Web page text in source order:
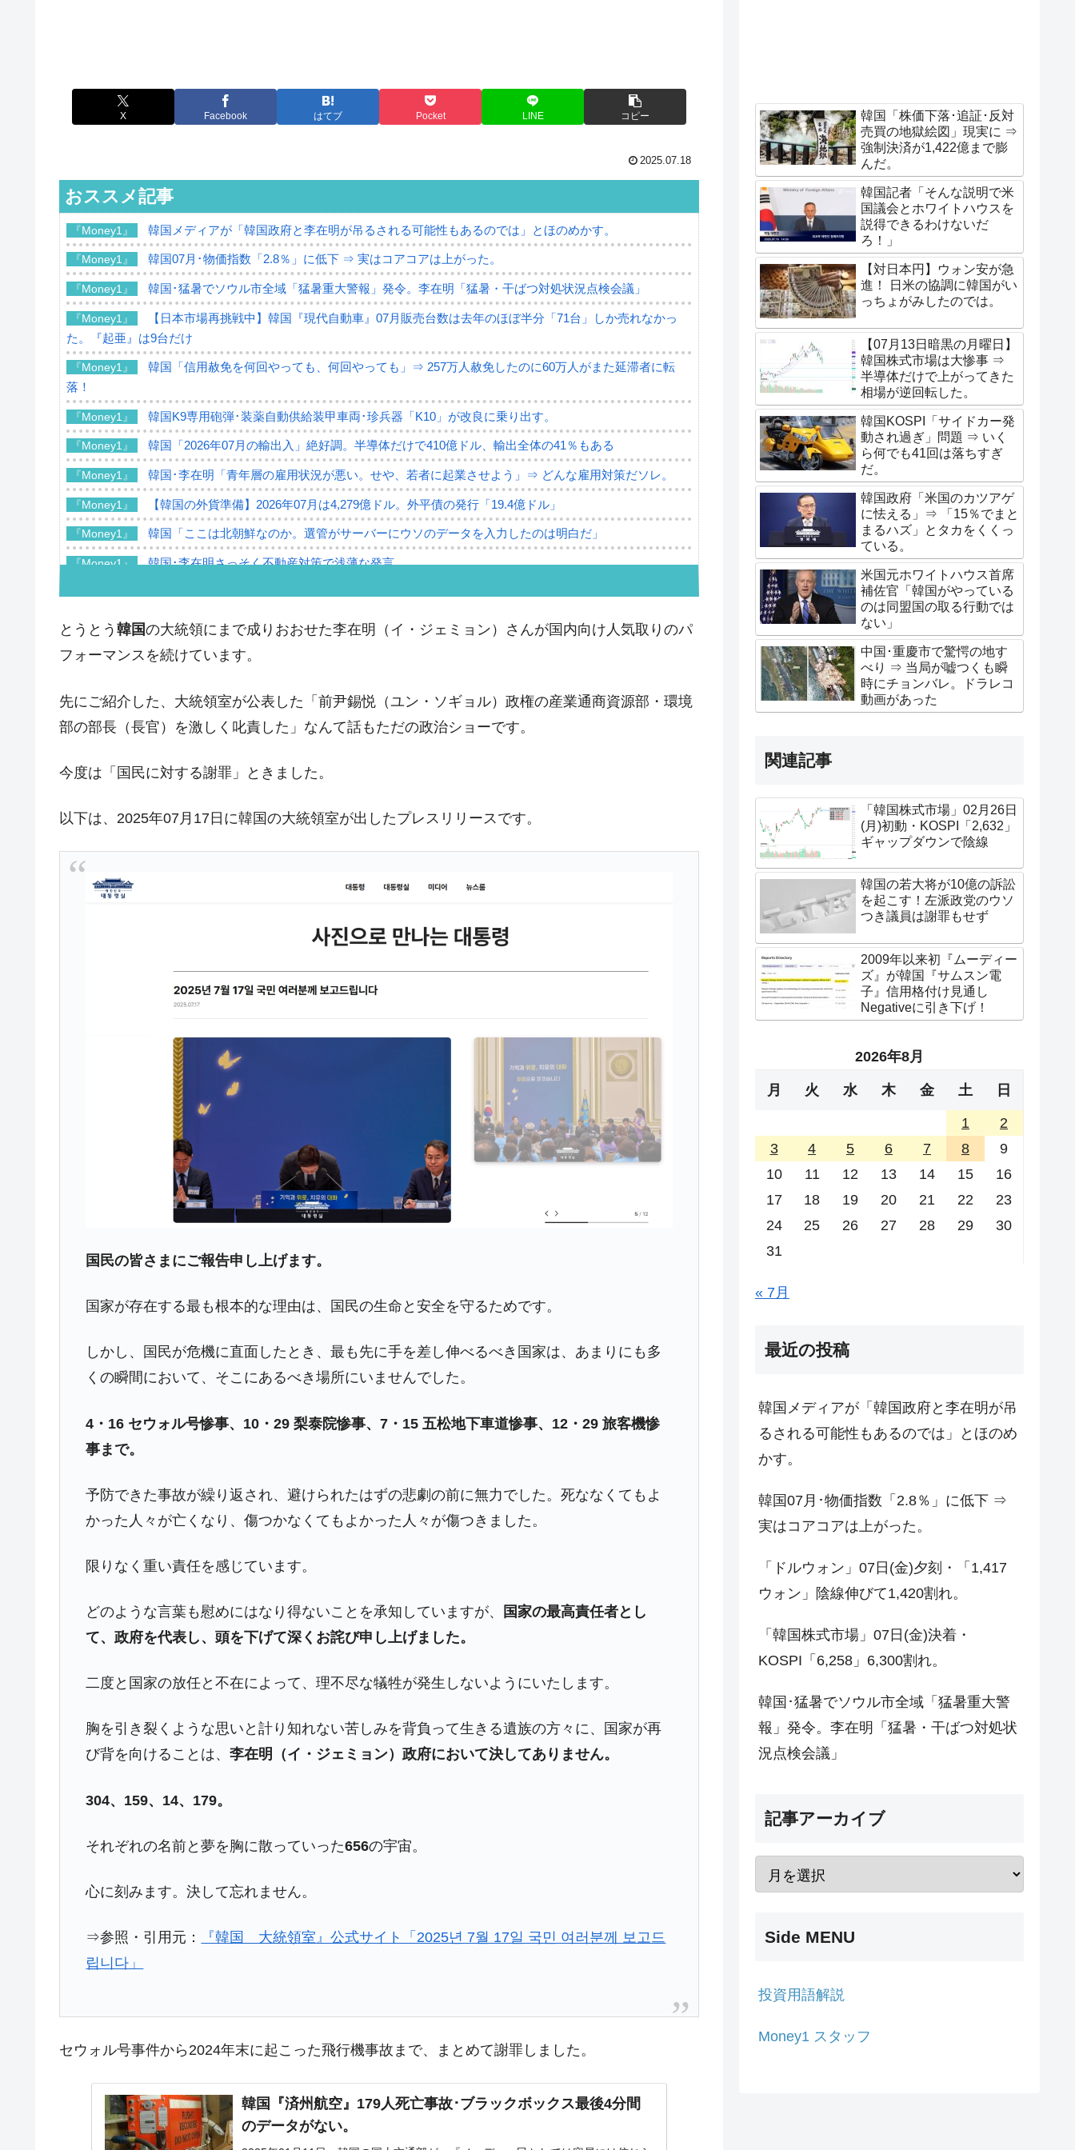
X Facebook はてブ Pocket LINE コピー
2025.07.18
おススメ記事
『Money1』 韓国メディアが「韓国政府と李在明が吊るされる可能性もあるのでは」とほのめかす。
『Money1』 韓国07月･物価指数「2.8％」に低下 ⇒ 実はコアコアは上がった。
『Money1』 韓国･猛暑でソウル市全域「猛暑重大警報」発令。李在明「猛暑・干ばつ対処状況点検会議」
『Money1』
【日本市場再挑戦中】韓国『現代自動車』07月販売台数は去年のほぼ半分「71台」しか売れなかっ
た。『起亜』は9台だけ
『Money1』
韓国「信用赦免を何回やっても、何回やっても」⇒ 257万人赦免したのに60万人がまた延滞者に転
落！
『Money1』 韓国K9専用砲弾･装薬自動供給装甲車両･珍兵器「K10」が改良に乗り出す。
『Money1』 韓国「2026年07月の輸出入」絶好調。半導体だけで410億ドル、輸出全体の41％もある
『Money1』 韓国･李在明「青年層の雇用状況が悪い。せや、若者に起業させよう」⇒ どんな雇用対策だソレ。
『Money1』 【韓国の外貨準備】2026年07月は4,279億ドル。外平債の発行「19.4億ドル」
『Money1』 韓国「ここは北朝鮮なのか。選管がサーバーにウソのデータを入力したのは明白だ」
『Money1』 韓国･李在明さっそく不動産対策で浅薄な発言。
『Money1』 『韓国銀行』が「金の保有量を増やします」⇒「金を経由するドル入手」手段ではないのか？
『Money1』 韓国･外為取引量「1日当たり1,214.4億ドル」まで拡大 ⇒ 海外資金の動きに強く左右される状態
『Money1』
韓国大統領府ボンクラ政策室長が告発された ⇒ 国家が行った恐るべき株価操作であり、空前の国政
壟断
『Money1』 韓国製造業「半導体絶好調」のウラで他業種は全般的「不調」⇒ PSIが示す現況は決して良くない。
『Money1』
【対日本円】ウォン安が急進！ 日米の協調に韓国がいっちょがみしたのでは。
韓国政府「2035年までに18.4GW規模のAIデータセンター整備」⇒ だから無理だってば。
JPモルガン「韓国レバレッジETFの清算はほぼ終わった」
韓国『国民年金公団』株価暴落で200兆蒸発。
韓国政府「ニセＫ-ブランドを通報しようキャンペーン」⇒ あの名物教授も登場！
韓国「橋が落ちました」⇒ 耐久性「なさすぎ」では。
韓国鉄鋼最大手『POSCO』ズブズブ沈む。営業利益80.2％も減少
する差別。許してはおかぬ
『Money1』 韓国半導体『SKハイニックス』2026年2Qの業績「史上最高益」当期純利益は前年同期比13.4倍に。
『Money1』 韓国･加徳島新国際空港「またも暗礁」の危機 ⇒ 10.7兆では損が出るからできない。
『Money1』
【速報】韓国株式市場の暴落・本日07月29日(水)もサイドカー・サーキットブレイカーの二段コンボ
Fact1 日本の誇る海洋資源調査船『白嶺』は先進技術の塊！
Fact1 夏の甲子園、優勝校を最も多く輩出している都道府県とは？
奇跡の毛色「白毛馬」とは？
Fact1 平成仮面ライダーの意外すぎるモチーフとは？
Fact1 日本人マスターズ挑戦の歴史。松山以前に最高位だった選手とは？
Fact1 セレクトセールの高額取引馬が稼いだ金額とは？
とうとう 韓国の大統領にまで成りおおせた李在明（イ・ジェミョン）さんが国内向け人気取りのパ
フォーマンスを続けています。
先にご紹介した、大統領室が公表した「前尹錫悦（ユン・ソギョル）政権の産業通商資源部・環境
部の部長（長官）を激しく叱責した」なんて話もただの政治ショーです。
今度は「国民に対する謝罪」ときました。
以下は、2025年07月17日に韓国の大統領室が出したプレスリリースです。
国民の皆さまにご報告申し上げます。
国家が存在する最も根本的な理由は、国民の生命と安全を守るためです。
しかし、国民が危機に直面したとき、最も先に手を差し伸べるべき国家は、あまりにも多
くの瞬間において、そこにあるべき場所にいませんでした。
4・16 セウォル号惨事、10・29 梨泰院惨事、7・15 五松地下車道惨事、12・29 旅客機惨
事まで。
予防できた事故が繰り返され、避けられたはずの悲劇の前に無力でした。死ななくてもよ
かった人々が亡くなり、傷つかなくてもよかった人々が傷つきました。
限りなく重い責任を感じています。
どのような言葉も慰めにはなり得ないことを承知していますが、
国家の最高責任者とし
て、政府を代表し、頭を下げて深くお詫び申し上げました。
二度と国家の放任と不在によって、理不尽な犠牲が発生しないようにいたします。
胸を引き裂くような思いと計り知れない苦しみを背負って生きる遺族の方々に、国家が再
び背を向けることは、李在明（イ・ジェミョン）政府において決してありません。
304、159、14、179。
それぞれの名前と夢を胸に散っていった656の宇宙。
心に刻みます。決して忘れません。
⇒参照・引用元：
『韓国 大統領室』公式サイト「2025년 7월 17일 국민 여러분께 보고드
립니다」
セウォル号事件から2024年末に起こった飛行機事故まで、まとめて謝罪しました。
韓国『済州航空』179人死亡事故･ブラックボックス最後4分間
のデータがない。
韓国「株価下落･追証･反対
売買の地獄絵図」現実に ⇒
強制決済が1,422億まで膨
んだ。
韓国記者「そんな説明で米
国議会とホワイトハウスを
説得できるわけないだ
ろ！」
【対日本円】ウォン安が急
進！ 日米の協調に韓国がい
っちょがみしたのでは。
【07月13日暗黒の月曜日】
韓国株式市場は大惨事 ⇒
半導体だけで上がってきた
相場が逆回転した。
韓国KOSPI「サイドカー発
動され過ぎ」問題 ⇒ いく
ら何でも41回は落ちすぎ
だ。
韓国政府「米国のカツアゲ
に怯える」⇒ 「15％でまと
まるハズ」とタカをくくっ
ている。
米国元ホワイトハウス首席
補佐官「韓国がやっている
のは同盟国の取る行動では
ない」
中国･重慶市で驚愕の地す
べり ⇒ 当局が嘘つくも瞬
時にチョンバレ。ドラレコ
動画があった
関連記事
「韓国株式市場」02月26日
(月)初動・KOSPI「2,632」
ギャップダウンで陰線
韓国の若大将が10億の訴訟
を起こす！左派政党のウソ
つき議員は謝罪もせず
2009年以来初『ムーディー
ズ』が韓国『サムスン電
子』信用格付け見通し
Negativeに引き下げ！
2026年8月
月 火 水 木 金 土 日
1
2
3
4 5 6 7 8
9
10
11 12 13 14 15
16
17
18 19 20 21 22
23
24
25 26 27 28 29
30
31
« 7月
最近の投稿
韓国メディアが「韓国政府と李在明が吊
るされる可能性もあるのでは」とほのめ
かす。
韓国07月･物価指数「2.8％」に低下 ⇒
実はコアコアは上がった。
「ドルウォン」07日(金)夕刻・「1,417
ウォン」陰線伸びて1,420割れ。
「韓国株式市場」07日(金)決着・
KOSPI「6,258」6,300割れ。
韓国･猛暑でソウル市全域「猛暑重大警
報」発令。李在明「猛暑・干ばつ対処状
況点検会議」
記事アーカイブ
Side MENU
投資用語解説
Money1 スタッフ